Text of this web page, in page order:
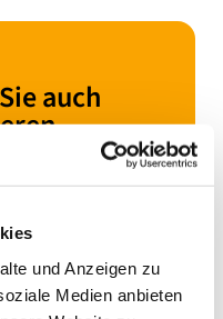
und Anzeigen zu
Medien anbieten
auch